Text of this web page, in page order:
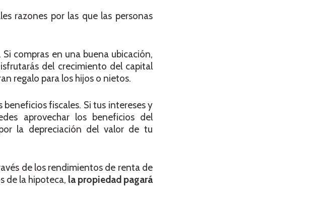
razones por las que las personas
compras en una buena ubicación,
del crecimiento del capital
regalo para los hijos o nietos.
fiscales. Si tus intereses y
aprovechar los beneficios del
la depreciación del valor de tu
de los rendimientos de renta de
de la hipoteca, la propiedad pagará